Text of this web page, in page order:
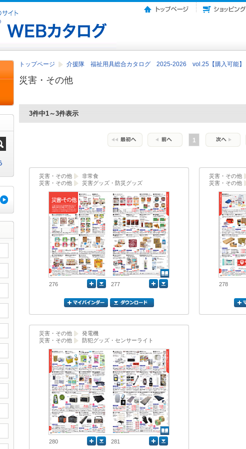
トップページ 介援隊 福祉用具総合カタログ 2025-2026 vol.25【購入可能】
災害・その他
3件中1～3件表示
1
災害・その他
非常食
災害・その他
災害グッズ・防災グッズ
276 277
災害・その他
災害・その他
278
災害・その他
発電機
災害・その他
防犯グッズ・センサーライト
280 281